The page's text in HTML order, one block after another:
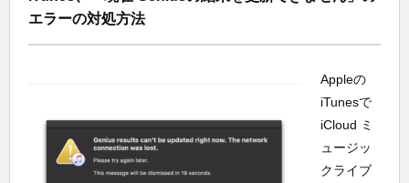
エラーの対処方法
Appleの
iTunesで
iCloud ミ
ュージッ
クライブ